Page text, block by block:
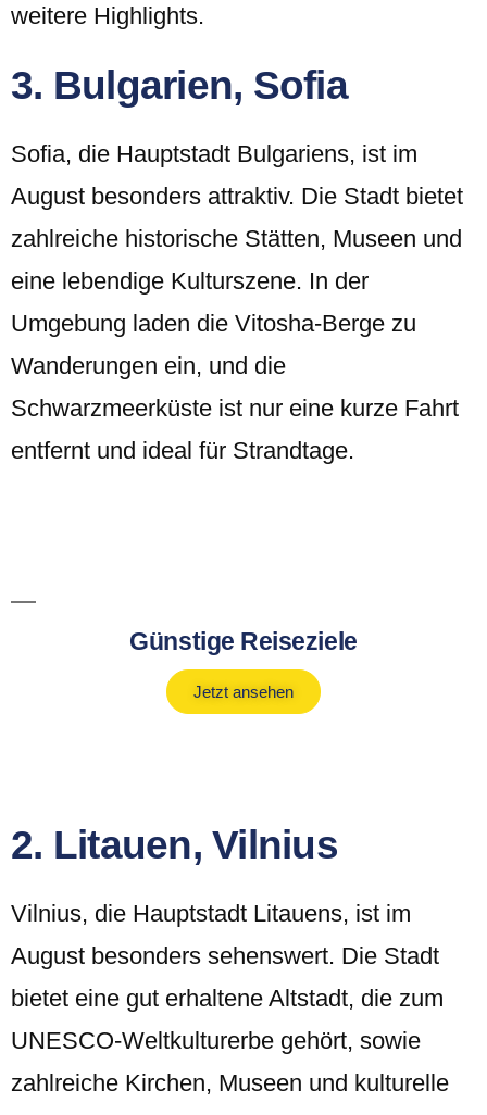
weitere Highlights.
3. Bulgarien, Sofia
Sofia, die Hauptstadt Bulgariens, ist im
August besonders attraktiv. Die Stadt bietet
zahlreiche historische Stätten, Museen und
eine lebendige Kulturszene. In der
Umgebung laden die Vitosha-Berge zu
Wanderungen ein, und die
Schwarzmeerküste ist nur eine kurze Fahrt
entfernt und ideal für Strandtage.
Günstige Reiseziele
Jetzt ansehen
2. Litauen, Vilnius
Vilnius, die Hauptstadt Litauens, ist im
August besonders sehenswert. Die Stadt
bietet eine gut erhaltene Altstadt, die zum
UNESCO-Weltkulturerbe gehört, sowie
zahlreiche Kirchen, Museen und kulturelle